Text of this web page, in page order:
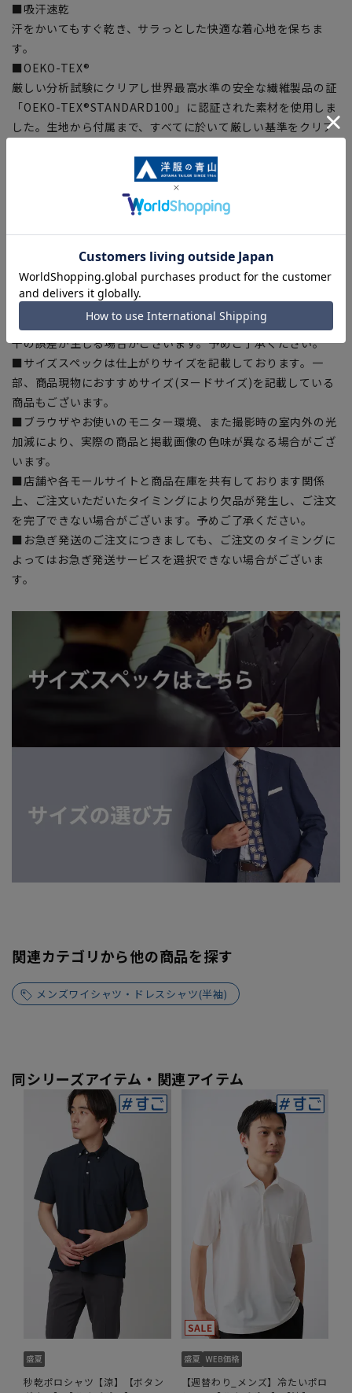
■吸汗速乾
汗をかいてもすぐ乾き、サラっとした快適な着心地を保ちま
す。
■OEKO-TEX®
厳しい分析試験にクリアし世界最高水準の安全な繊維製品の証
「OEKO-TEX®STANDARD100」に認証された素材を使用しま
した。生地から付属まで、すべてに於いて厳しい基準をクリア
【シルエット】《標準》(当社比)
ある場合がございますので、予めご了承ください。
■ゆとり感には個人差があります。サイズ表を確認の上、ご購
入の目安としてご利用ください。
■生地や仕様・デザインにより、着用感や実際のサイズ表に若
干の誤差が生じる場合がございます。予めご了承ください。
■サイズスペックは仕上がりサイズを記載しております。一
部、商品現物におすすめサイズ(ヌードサイズ)を記載している
商品もございます。
■ブラウザやお使いのモニター環境、また撮影時の室内外の光
加減により、実際の商品と掲載画像の色味が異なる場合がござ
います。
■店舗や各モールサイトと商品在庫を共有しております関係
上、ご注文いただいたタイミングにより欠品が発生し、ご注文
を完了できない場合がございます。予めご了承ください。
■お急ぎ発送のご注文につきましても、ご注文のタイミングに
よってはお急ぎ発送サービスを選択できない場合がございま
す。
関連カテゴリから他の商品を探す
メンズワイシャツ・ドレスシャツ(半袖)
同シリーズアイテム・関連アイテム
秒乾ポロシャツ【涼】【ボタン
【週替わり_メンズ】冷たいポロ